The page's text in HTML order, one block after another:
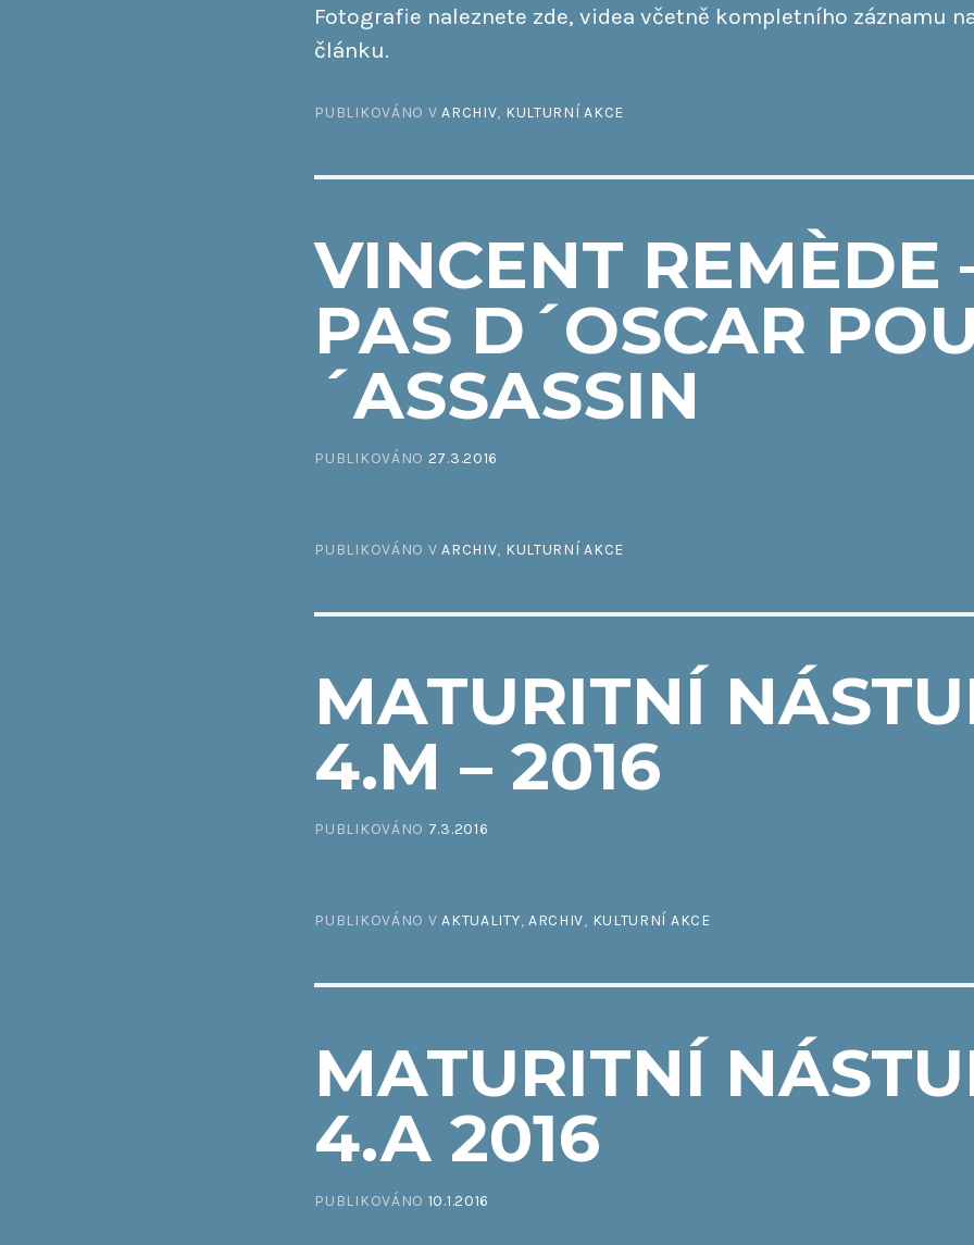
Fotografie naleznete zde, videa včetně kompletního záznamu
článku.
PUBLIKOVÁNO VARCHIV, KULTURNÍ AKCE
VINCENT REMÈDE
PAS D´OSCAR
´ASSASSIN
PUBLIKOVÁNO 27.3.2016
PUBLIKOVÁNO VARCHIV, KULTURNÍ AKCE
MATURITNÍ
4.M – 2016
PUBLIKOVÁNO 7.3.2016
PUBLIKOVÁNO VAKTUALITY, ARCHIV, KULTURNÍ AKCE
MATURITNÍ
4.A 2016
PUBLIKOVÁNO 10.1.2016